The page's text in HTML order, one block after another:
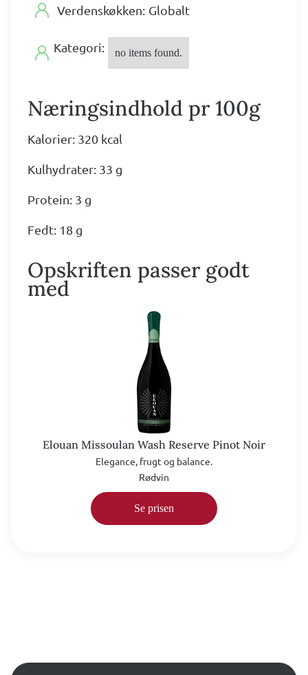
Verdenskøkken: Globalt
Kategori: no items found.
Næringsindhold pr 100g
Kalorier: 320 kcal
Kulhydrater: 33 g
Protein: 3 g
Fedt: 18 g
Opskriften passer godt
med
Elouan Missoulan Wash Reserve Pinot Noir
Elegance, frugt og balance.
Rødvin
Se prisen